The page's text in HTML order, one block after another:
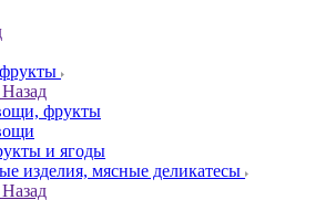
Назад
фрукты
и ягоды
изделия, мясные деликатесы
Назад